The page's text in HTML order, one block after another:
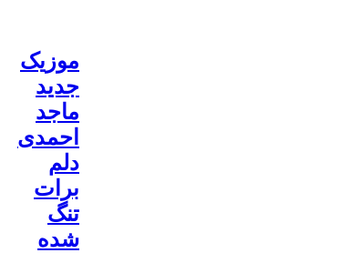
موزیک
جدید
ماجد
احمدی
دلم
برات
تنگ
شده